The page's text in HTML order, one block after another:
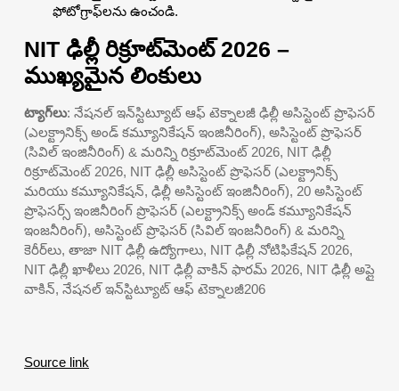
ఫోటోగ్రాఫ్‌లను ఉంచండి.
NIT ఢిల్లీ రిక్రూట్‌మెంట్ 2026 –
ముఖ్యమైన లింకులు
ట్యాగ్‌లు: నేషనల్ ఇన్‌స్టిట్యూట్ ఆఫ్ టెక్నాలజీ ఢిల్లీ అసిస్టెంట్ ప్రొఫెసర్
(ఎలక్ట్రానిక్స్ అండ్ కమ్యూనికేషన్ ఇంజినీరింగ్), అసిస్టెంట్ ప్రొఫెసర్
(సివిల్ ఇంజినీరింగ్) & మరిన్ని రిక్రూట్‌మెంట్ 2026, NIT ఢిల్లీ
రిక్రూట్‌మెంట్ 2026, NIT ఢిల్లీ అసిస్టెంట్ ప్రొఫెసర్ (ఎలక్ట్రానిక్స్
మరియు కమ్యూనికేషన్, ఢిల్లీ అసిస్టెంట్ ఇంజినీరింగ్), 20 అసిస్టెంట్
ప్రొఫెసర్స్ ఇంజినీరింగ్ ప్రొఫెసర్ (ఎలక్ట్రానిక్స్ అండ్ కమ్యూనికేషన్
ఇంజనీరింగ్), అసిస్టెంట్ ప్రొఫెసర్ (సివిల్ ఇంజనీరింగ్) & మరిన్ని
కెరీర్‌లు, తాజా NIT ఢిల్లీ ఉద్యోగాలు, NIT ఢిల్లీ నోటిఫికేషన్ 2026,
NIT ఢిల్లీ ఖాళీలు 2026, NIT ఢిల్లీ వాకిన్ ఫారమ్ 2026, NIT ఢిల్లీ అప్లై
వాకిన్, నేషనల్ ఇన్‌స్టిట్యూట్ ఆఫ్ టెక్నాలజీ206
Source link